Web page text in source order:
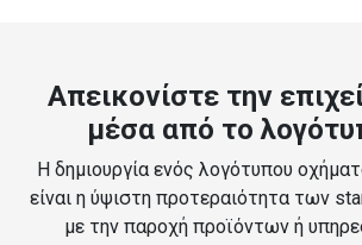
Απεικονίστε την
μέσα από το
Η δημιουργία ενός λογότυπου
είναι η ύψιστη προτεραιότητα των
με την παροχή προϊόντων ή